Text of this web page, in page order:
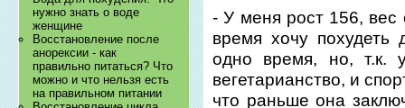
нужно знать о воде
женщине
Восстановление после
анорексии - как
правильно питаться? Что
можно и что нельзя есть
на правильном питании
- У меня рост 156, вес
время хочу
одно время, но, т.к.
вегетарианство, и
что раньше она